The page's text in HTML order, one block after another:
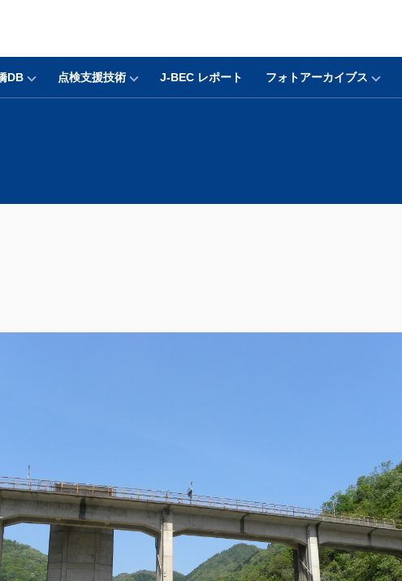
DB 点検支援技術 J-BEC レポート フォトアーカイブス